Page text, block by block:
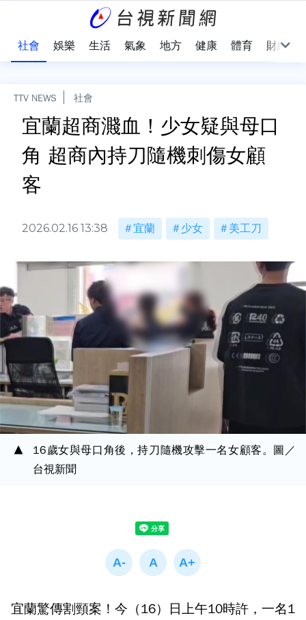
社會 娛樂 生活 氣象 地方 健康 體育 財經
TTV NEWS 社會
宜蘭超商濺血！少女疑與母口
角 超商內持刀隨機刺傷女顧
客
2026.02.16 13:38 宜蘭 少女 美工刀
16歲女與母口角後，持刀隨機攻擊一名女顧客。圖／
台視新聞
宜蘭驚傳割頸案！今（16）日上午10時許，一名1